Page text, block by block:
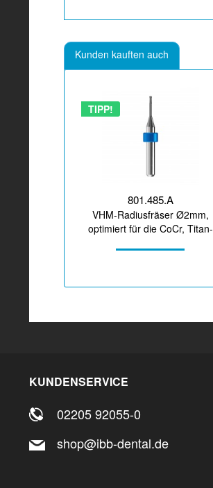
Kunden kauften auch
TIPP!
801.485.A
VHM-Radiusfräser Ø2mm,
optimiert für die CoCr, Titan-
KUNDENSERVICE
02205 92055-0
shop@ibb-dental.de